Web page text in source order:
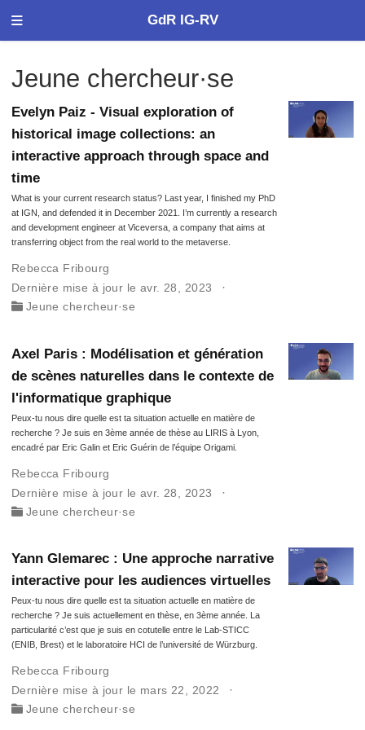
GdR IG-RV
Jeune chercheur·se
Evelyn Paiz - Visual exploration of
historical image collections: an
interactive approach through space and
time
What is your current research status? Last year, I finished my PhD
at IGN, and defended it in December 2021. I’m currently a research
and development engineer at Viceversa, a company that aims at
transferring object from the real world to the metaverse.
Rebecca Fribourg
Dernière mise à jour le avr. 28, 2023
Jeune chercheur·se
Axel Paris : Modélisation et génération
de scènes naturelles dans le contexte de
l'informatique graphique
Peux-tu nous dire quelle est ta situation actuelle en matière de
recherche ? Je suis en 3ème année de thèse au LIRIS à Lyon,
encadré par Eric Galin et Eric Guérin de l’équipe Origami.
Rebecca Fribourg
Dernière mise à jour le avr. 28, 2023
Jeune chercheur·se
Yann Glemarec : Une approche narrative
interactive pour les audiences virtuelles
Peux-tu nous dire quelle est ta situation actuelle en matière de
recherche ? Je suis actuellement en thèse, en 3ème année. La
particularité c’est que je suis en cotutelle entre le Lab-STICC
(ENIB, Brest) et le laboratoire HCI de l’université de Würzburg.
Rebecca Fribourg
Dernière mise à jour le mars 22, 2022
Jeune chercheur·se